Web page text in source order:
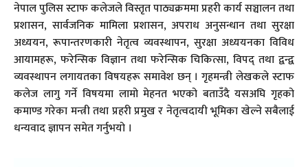
नेपाल पुलिस स्टाफ कलेजले विस्तृत पाठ्यक्रममा प्रहरी कार्य सञ्चालन तथा
प्रशासन, सार्वजनिक मामिला प्रशासन, अपराध अनुसन्धान तथा सुरक्षा
अध्ययन, रूपान्तरणकारी नेतृत्व व्यवस्थापन, सुरक्षा अध्ययनका विविध
आयामहरू, फरेन्सिक विज्ञान तथा फरेन्सिक चिकित्सा, विपद् तथा द्वन्द्व
व्यवस्थापन लगायतका विषयहरू समावेश छन् । गृहमन्त्री लेखकले स्टाफ
कलेज लागु गर्ने विषयमा लामो मेहनत भएको बताउँदै यसअघि गृहको
कमाण्ड गरेका मन्त्री तथा प्रहरी प्रमुख र नेतृत्वदायी भूमिका खेल्ने सबैलाई
धन्यवाद ज्ञापन समेत गर्नुभयो ।